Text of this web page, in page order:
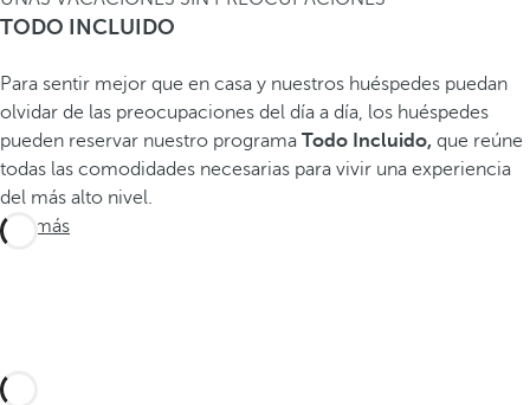
TODO INCLUIDO
Para sentir mejor que en casa y nuestros huéspedes puedan
olvidar de las preocupaciones del día a día, los huéspedes
pueden reservar nuestro programa Todo Incluido, que reúne
todas las comodidades necesarias para vivir una experiencia
del más alto nivel.
Ver más